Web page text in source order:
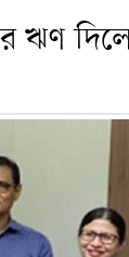
ঋণ দিলো